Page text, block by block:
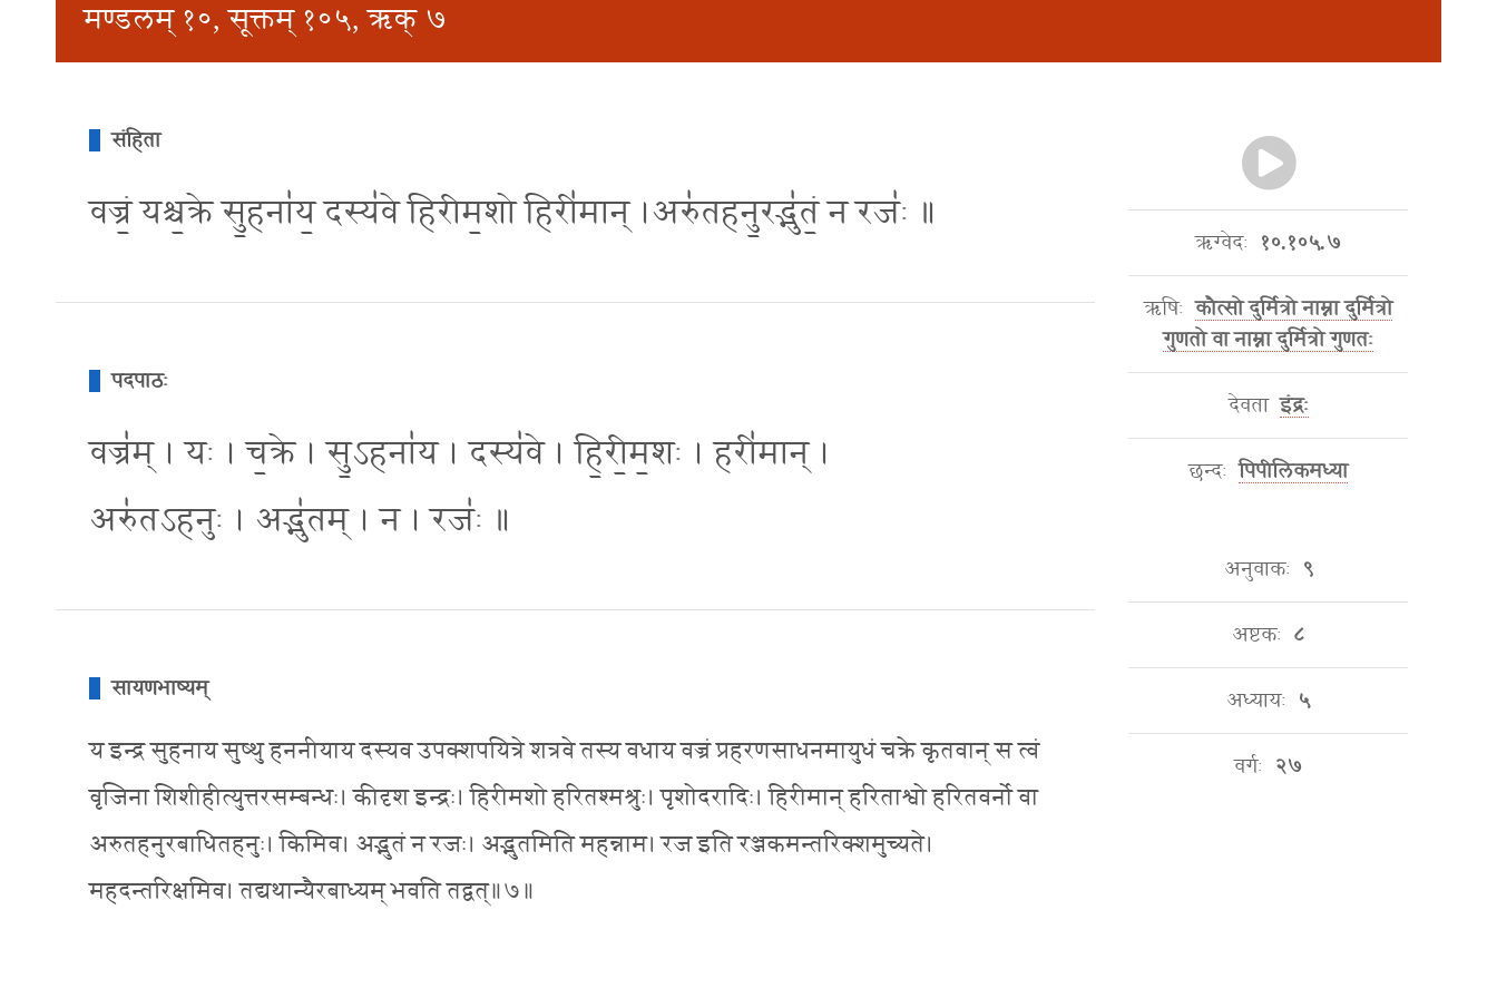
मण्डलम् १०, सूक्तम् १०५, ऋक् ७
संहिता
वज्रं॒ यश्च॒क्रे सु॒हना॑य॒ दस्य॑वे हिरीम॒शो हिरी॑मान् ।अरु॑तहनु॒रद्भु॑तं॒ न रजः॑ ॥
पदपाठः
वज्र॑म् । यः । च॒क्रे । सु॒ऽहना॑य । दस्य॑वे । हि॒री॒म॒शः । हरी॑मान् ।
अरु॑तऽहनुः । अद्भु॑तम् । न । रजः॑ ॥
सायणभाष्यम्
य इन्द्र सुहनाय सुष्थु हननीयाय दस्यव उपक्शपयित्रे शत्रवे तस्य वधाय वज्रं प्रहरणसाधनमायुधं चक्रे कृतवान् स त्वं
वृजिना शिशीहीत्युत्तरसम्बन्धः। कीदृश इन्द्रः। हिरीमशो हरितश्मश्रुः। पृशोदरादिः। हिरीमान् हरिताश्वो हरितवर्नो वा
अरुतहनुरबाधितहनुः। किमिव। अद्भुतं न रजः। अद्भुतमिति महन्नाम। रज इति रञ्जकमन्तरिक्शमुच्यते।
महदन्तरिक्षमिव। तद्यथान्यैरबाध्यम् भवति तद्वत्॥७॥
ऋग्वेदः १०.१०५.७
ऋषिः कौत्सो दुर्मित्रो नाम्ना दुर्मित्रो
गुणतो वा नाम्ना दुर्मित्रो गुणतः
देवता इंद्रः
छन्दः पिपीलिकमध्या
अनुवाकः ९
अष्टकः ८
अध्यायः ५
वर्गः २७